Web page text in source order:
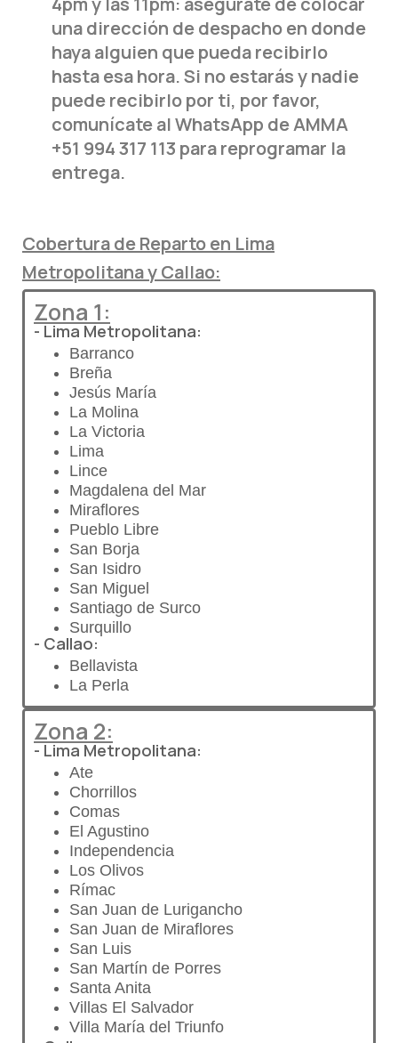
una dirección de despacho en donde
haya alguien que pueda recibirlo
hasta esa hora. Si no estarás y nadie
puede recibirlo por ti, por favor,
comunícate al WhatsApp de AMMA
+51 994 317 113 para reprogramar la
entrega.
Cobertura de Reparto en Lima
Metropolitana y Callao:
Zona 1:
- Lima Metropolitana:
Barranco
Breña
Jesús María
La Molina
La Victoria
Lima
Lince
Magdalena del Mar
Miraflores
Pueblo Libre
San Borja
San Isidro
San Miguel
Santiago de Surco
Surquillo
- Callao:
Bellavista
La Perla
Zona 2:
- Lima Metropolitana:
Ate
Chorrillos
Comas
El Agustino
Independencia
Los Olivos
Rímac
San Juan de Lurigancho
San Juan de Miraflores
San Luis
San Martín de Porres
Santa Anita
Villas El Salvador
Villa María del Triunfo